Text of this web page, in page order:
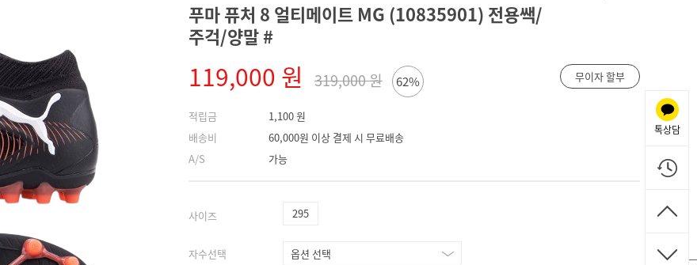
푸마 퓨처 8 얼티메이트 MG (10835901) 전용쌕/
주걱/양말 #
119,000 원 319,000 원 62% 무이자 할부
적립금
배송비
A/S
1,100 원
60,000원 이상 결제 시 무료배송
가능
사이즈 295
자수선택
톡상담